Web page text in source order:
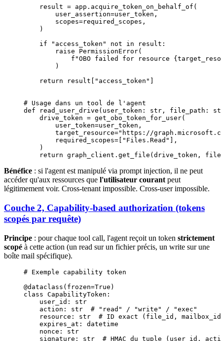
    result
= app.acquire_token_on_behalf_of(
        user_assertion
=user_token,
        scopes
=required_scopes,
    )
    if
"access_token" not in result:
        raise
PermissionError(
            f
"OBO failed for resource {
        )
    return
result[ "access_token"
# Usage dans un tool de l'agent
def read_user_drive (user_token: str , file_path:
    drive_token
= get_obo_token_for_user(
        user_token
=user_token,
        target_resource
="https://
        required_scopes
= "Files.Read"
],
    )
    return
graph_client.get_file(drive_token,
Bénéfice : si l'agent est manipulé via prompt injection, il ne peut
accéder qu'aux ressources que l'utilisateur courant peut
légitimement voir. Cross-tenant impossible. Cross-user impossible.
Couche 2, Capability-based authorization (tokens
scopés par requête)
Principe : pour chaque tool call, l'agent reçoit un token strictement
scopé à cette action (un read sur un fichier précis, un write sur une
boîte mail spécifique).
# Exemple capability token
@dataclass ( frozen=True )
class CapabilityToken :
    user_id:
str
    action:
str
  # "read" / "write" / "exec"
    resource:
str
# ID exact (file_id,
    expires_at: datetime
    nonce:
str
    signature:
str
# HMAC du tuple (user_id,